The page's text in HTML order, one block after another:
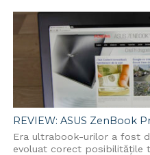
REVIEW: ASUS ZenBook
Era ultrabook-urilor a fost
evoluat corect posibilitățile